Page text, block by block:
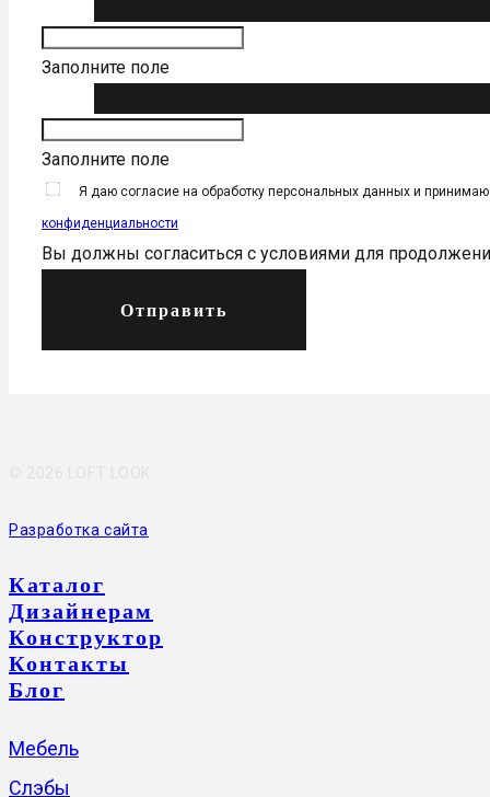
Заполните поле
Заполните поле
Я даю согласие на обработку персональных данных и
конфиденциальности
Вы должны согласиться с условиями для
Отправить
Разработка сайта
Каталог
Дизайнерам
Конструктор
Контакты
Блог
Мебель
Слэбы